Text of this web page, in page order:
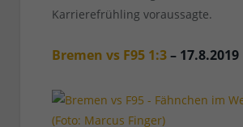
Karrierefrühling voraussagte.
Bremen vs F95 1:3– 17.8.2019